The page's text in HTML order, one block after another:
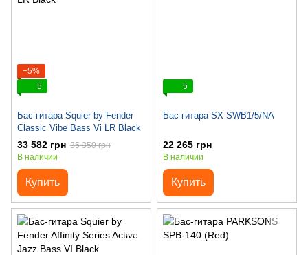
−5%
5
Бас-гитара Squier by Fender
Classic Vibe Bass Vi LR Black
33 582 грн 35 350 грн
В наличии
Купить
5
Бас-гитара SX SWB1/5/NA
22 265 грн
В наличии
Купить